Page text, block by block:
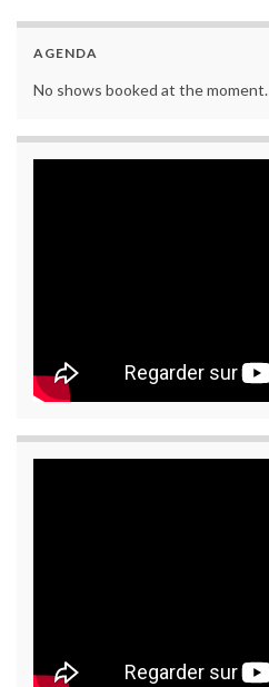
AGENDA
No shows booked at the moment.